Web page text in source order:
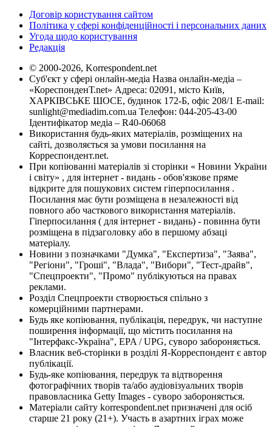
Договір користування сайтом
Політика у сфері конфіденційності і персональних даних
Угода щодо користування
Редакція
© 2000-2026, Korrespondent.net
Суб'єкт у сфері онлайн-медіа Назва онлайн-медіа –
«КореспонденТ.net» Адреса: 02091, місто Київ,
ХАРКІВСЬКЕ ШОСЕ, будинок 172-Б, офіс 208/1 E-mail:
sunlight@mediadim.com.ua Телефон: 044-205-43-00
Ідентифікатор медіа – R40-06068
Використання будь-яких матеріалів, розміщених на
сайті, дозволяється за умови посилання на
Корреспондент.net.
При копіюванні матеріалів зі сторінки « Новини України
і світу» , для інтернет - видань - обов'язкове пряме
відкрите для пошукових систем гіперпосилання .
Посилання має бути розміщена в незалежності від
повного або часткового використання матеріалів.
Гіперпосилання ( для інтернет - видань) - повинна бути
розміщена в підзаголовку або в першому абзаці
матеріалу.
Новини з позначками "Думка", "Експертиза", "Заява",
"Регіони", "Гроші", "Влада", "Вибори", "Тест-драйв",
"Спецпроекти", "Промо" публікуються на правах
реклами.
Розділ Спецпроекти створюється спільно з
комерційними партнерами.
Будь яке копіювання, публікація, передрук, чи наступне
поширення інформації, що містить посилання на
"Інтерфакс-Україна", EPA / UPG, суворо забороняється.
Власник веб-сторінки в розділі Я-Корреспондент є автор
публікації.
Будь-яке копіювання, передрук та відтворення
фотографічних творів та/або аудіовізуальних творів
правовласника Getty Images - суворо забороняється.
Матеріали сайту korrespondent.net призначені для осіб
старше 21 року (21+). Участь в азартних іграх може